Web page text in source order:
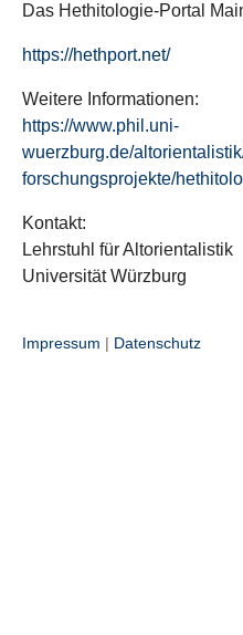
Das Hethitologie-Portal
https://hethport.net/
Weitere Informationen:
https://www.phil.uni-
wuerzburg.de/
forschungsprojekte/
Kontakt:
Lehrstuhl für Altorientalistik
Universität Würzburg
Impressum | Datenschutz